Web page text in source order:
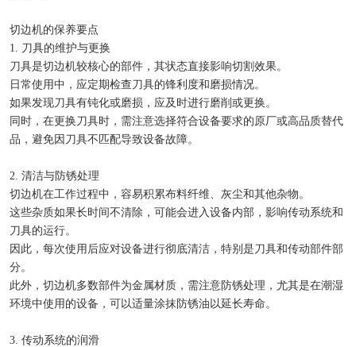
切边机的保养要点
1. 刀具的维护与更换
刀具是切边机较核心的部件，其状态直接影响切割效果。
日常使用中，应定期检查刀具的锋利度和磨损情况。
如果发现刀具有钝化或磨损，应及时进行磨削或更换。
同时，在更换刀具时，需注意选择符合设备要求的原厂或高品质替代
品，避免因刀具不匹配导致设备故障。
2. 清洁与防锈处理
切边机在工作过程中，容易积累布料纤维、灰尘和其他杂物。
这些杂质如果长时间不清除，可能会进入设备内部，影响传动系统和
刀具的运行。
因此，每次使用后应对设备进行彻底清洁，特别是刀具和传动部件部
分。
此外，切边机多数部件为金属材质，需注意防锈处理，尤其是在潮湿
环境中使用的设备，可以适量涂抹防锈油以延长寿命。
3. 传动系统的润滑